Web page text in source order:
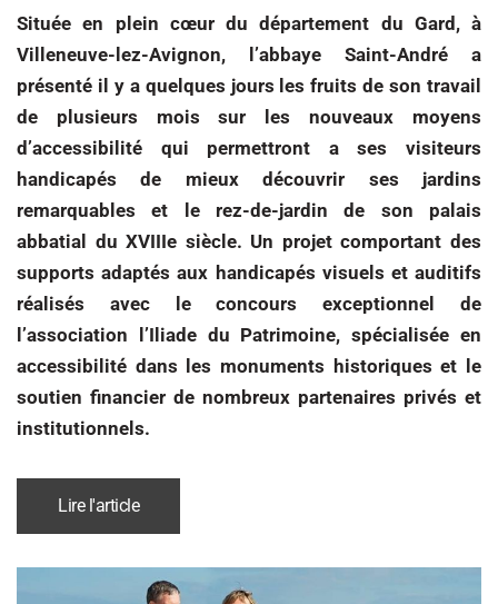
Située en plein cœur du département du Gard, à
Villeneuve-lez-Avignon, l’abbaye Saint-André a
présenté il y a quelques jours les fruits de son travail
de plusieurs mois sur les nouveaux moyens
d’accessibilité qui permettront a ses visiteurs
handicapés de mieux découvrir ses jardins
remarquables et le rez-de-jardin de son palais
abbatial du XVIIIe siècle. Un projet comportant des
supports adaptés aux handicapés visuels et auditifs
réalisés avec le concours exceptionnel de
l’association l’Iliade du Patrimoine, spécialisée en
accessibilité dans les monuments historiques et le
soutien financier de nombreux partenaires privés et
institutionnels.
Lire l'article